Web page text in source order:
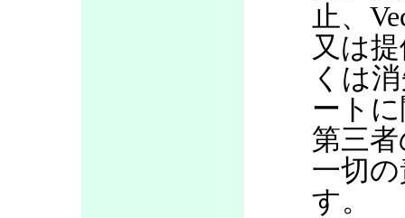
止、
又は
くは
ート
第三
一切
す。